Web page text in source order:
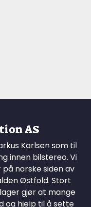
AS
Karlsen som til
innen bilstereo. Vi
norske siden av
Østfold. Stort
gjør at mange
og hjelp til å sette